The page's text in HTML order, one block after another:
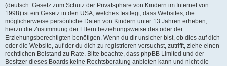
(deutsch: Gesetz zum Schutz der Privatsphäre von Kindern im Internet von
1998) ist ein Gesetz in den USA, welches festlegt, dass Websites, die
möglicherweise persönliche Daten von Kindern unter 13 Jahren erheben,
hierzu die Zustimmung der Eltern beziehungsweise des oder der
Erziehungsberechtigten benötigen. Wenn du dir unsicher bist, ob dies auf dich
oder die Website, auf der du dich zu registrieren versuchst, zutrifft, ziehe einen
rechtlichen Beistand zu Rate. Bitte beachte, dass phpBB Limited und der
Besitzer dieses Boards keine Rechtsberatung anbieten kann und nicht die